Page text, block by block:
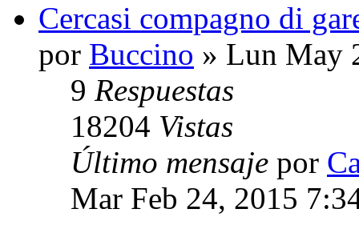
Cercasi compagno di
por Buccino » Lun May
9 Respuestas
18204 Vistas
Último mensaje por
Mar Feb 24, 2015